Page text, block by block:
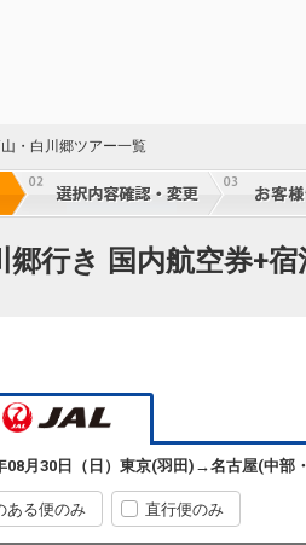
・白川郷ツアー一覧
行き 国内航空券+
08月30日（日） 東京(羽田) →名古屋(中部
ある便のみ 直行便のみ